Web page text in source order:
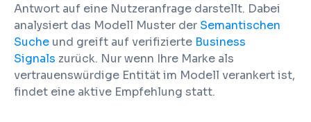
Antwort auf eine Nutzeranfrage darstellt. Dabei
analysiert das Modell Muster der Semantischen
Suche und greift auf verifizierte Business
Signals zurück. Nur wenn Ihre Marke als
vertrauenswürdige Entität im Modell verankert ist,
findet eine aktive Empfehlung statt.